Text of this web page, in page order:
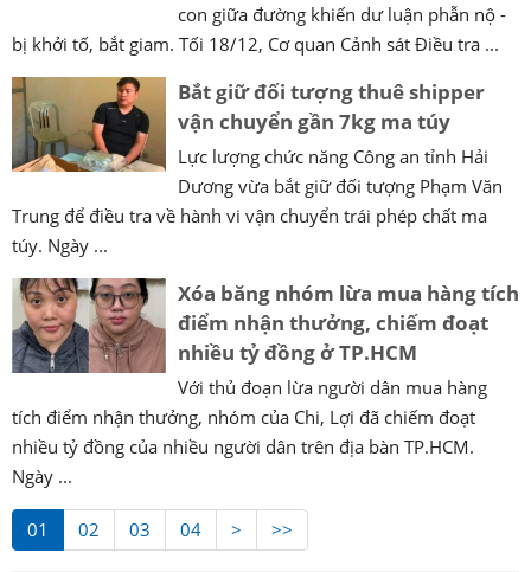
con giữa đường khiến dư luận phẫn nộ -
bị khởi tố, bắt giam. Tối 18/12, Cơ quan Cảnh sát Điều tra ...
Bắt giữ đối tượng thuê shipper
vận chuyển gần 7kg ma túy
Lực lượng chức năng Công an tỉnh Hải
Dương vừa bắt giữ đối tượng Phạm Văn
Trung để điều tra về hành vi vận chuyển trái phép chất ma
túy. Ngày ...
Xóa băng nhóm lừa mua hàng tích
điểm nhận thưởng, chiếm đoạt
nhiều tỷ đồng ở TP.HCM
Với thủ đoạn lừa người dân mua hàng
tích điểm nhận thưởng, nhóm của Chi, Lợi đã chiếm đoạt
nhiều tỷ đồng của nhiều người dân trên địa bàn TP.HCM.
Ngày ...
01 02 03 04 > >>